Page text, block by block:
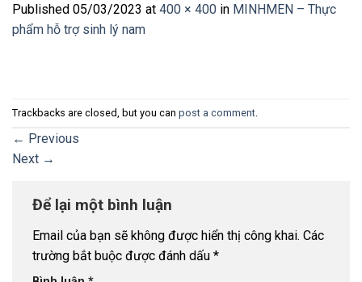
Published 05/03/2023 at 400 × 400 in MINHMEN – Thực
phẩm hỗ trợ sinh lý nam
Trackbacks are closed, but you can post a comment
← Previous
Next →
Để lại một bình luận
Email của bạn sẽ không được hiển thị công khai. Các
trường bắt buộc được đánh dấu *